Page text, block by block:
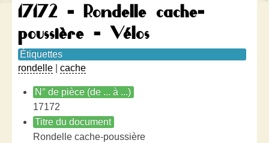
17172 - Rondelle cache-
poussière - Vélos
Étiquettes
rondelle
cache
N° de pièce (de ... à ...)
17172
Titre du document
Rondelle cache-poussière